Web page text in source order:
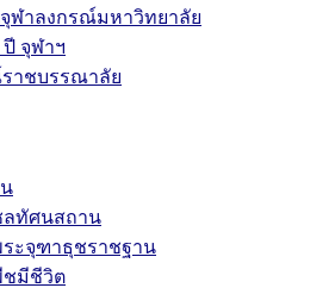
ฬาลงกรณ์มหาวิทยาลัย
ปี จุฬาฯ
าชบรรณาลัย
ทัศนสถาน
ะจุฑาธุชราชฐาน
มีชีวิต